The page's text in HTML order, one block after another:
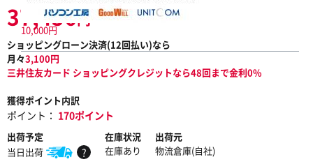
10,000円
37,456円
ショッピングローン決済(12回払い)なら
月々3,100円
三井住友カード ショッピングクレジットなら48回まで金利0%
獲得ポイント内訳
ポイント： 170ポイント
出荷予定
当日出荷
?
在庫状況
在庫あり
出荷元
物流倉庫(自社)